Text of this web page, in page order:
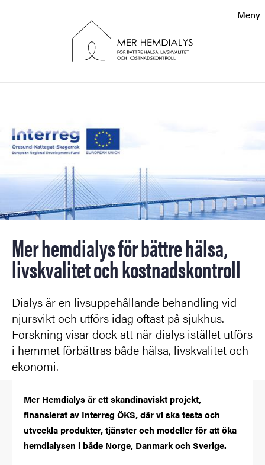
Meny
Mer hemdialys för bättre hälsa,
livskvalitet och kostnadskontroll
Dialys är en livsuppehållande behandling vid
njursvikt och utförs idag oftast på sjukhus.
Forskning visar dock att när dialys istället utförs
i hemmet förbättras både hälsa, livskvalitet och
ekonomi.
Mer Hemdialys är ett skandinaviskt projekt,
finansierat av Interreg ÖKS, där vi ska testa och
utveckla produkter, tjänster och modeller för att öka
hemdialysen i både Norge, Danmark och Sverige.